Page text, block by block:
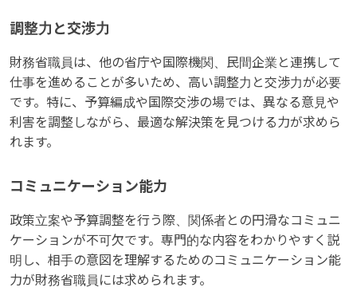
調整力と交渉力
財務省職員は、他の省庁や国際機関、民間企業と連携して
仕事を進めることが多いため、高い調整力と交渉力が必要
です。特に、予算編成や国際交渉の場では、異なる意見や
利害を調整しながら、最適な解決策を見つける力が求めら
れます。
コミュニケーション能力
政策立案や予算調整を行う際、関係者との円滑なコミュニ
ケーションが不可欠です。専門的な内容をわかりやすく説
明し、相手の意図を理解するためのコミュニケーション能
力が財務省職員には求められます。